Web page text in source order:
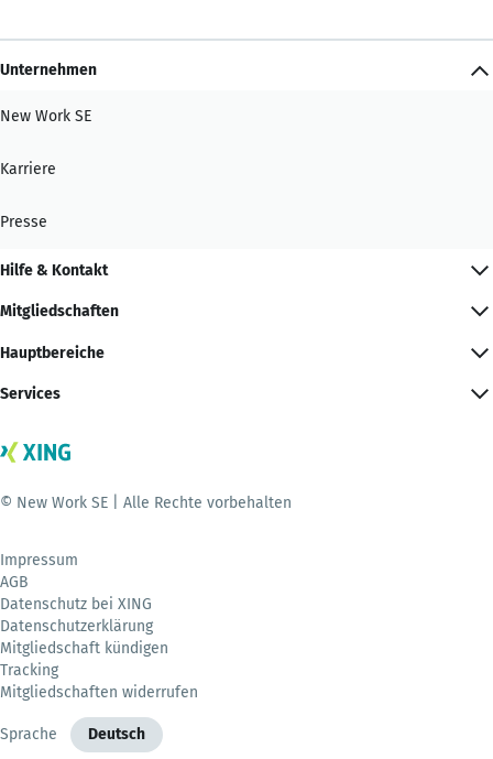
Unternehmen
New Work SE
Karriere
Presse
Hilfe & Kontakt
Mitgliedschaften
Hauptbereiche
Services
© New Work SE | Alle Rechte vorbehalten
Impressum
AGB
Datenschutz bei XING
Datenschutzerklärung
Mitgliedschaft kündigen
Tracking
Mitgliedschaften widerrufen
Sprache Deutsch